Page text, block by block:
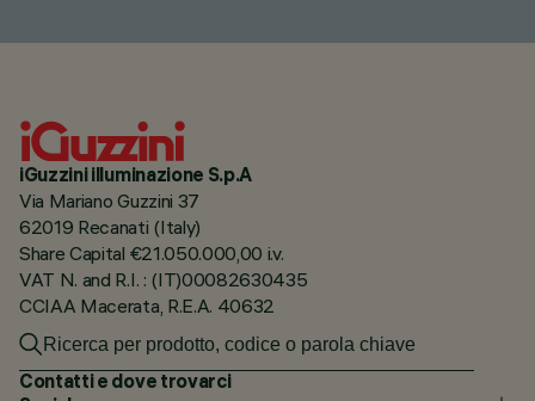
iGuzzini illuminazione S.p.A
Via Mariano Guzzini 37
62019 Recanati (Italy)
Share Capital €21.050.000,00 i.v.
VAT N. and R.I. : (IT)00082630435
CCIAA Macerata, R.E.A. 40632
Contatti e dove trovarci